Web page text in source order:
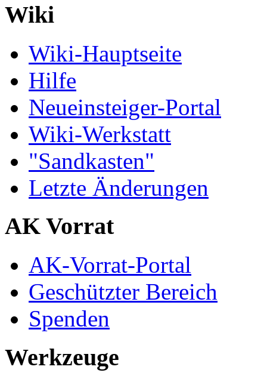
Wiki
Wiki-Hauptseite
Hilfe
Neueinsteiger-Portal
Wiki-Werkstatt
"Sandkasten"
Letzte Änderungen
AK Vorrat
AK-Vorrat-Portal
Geschützter Bereich
Spenden
Werkzeuge